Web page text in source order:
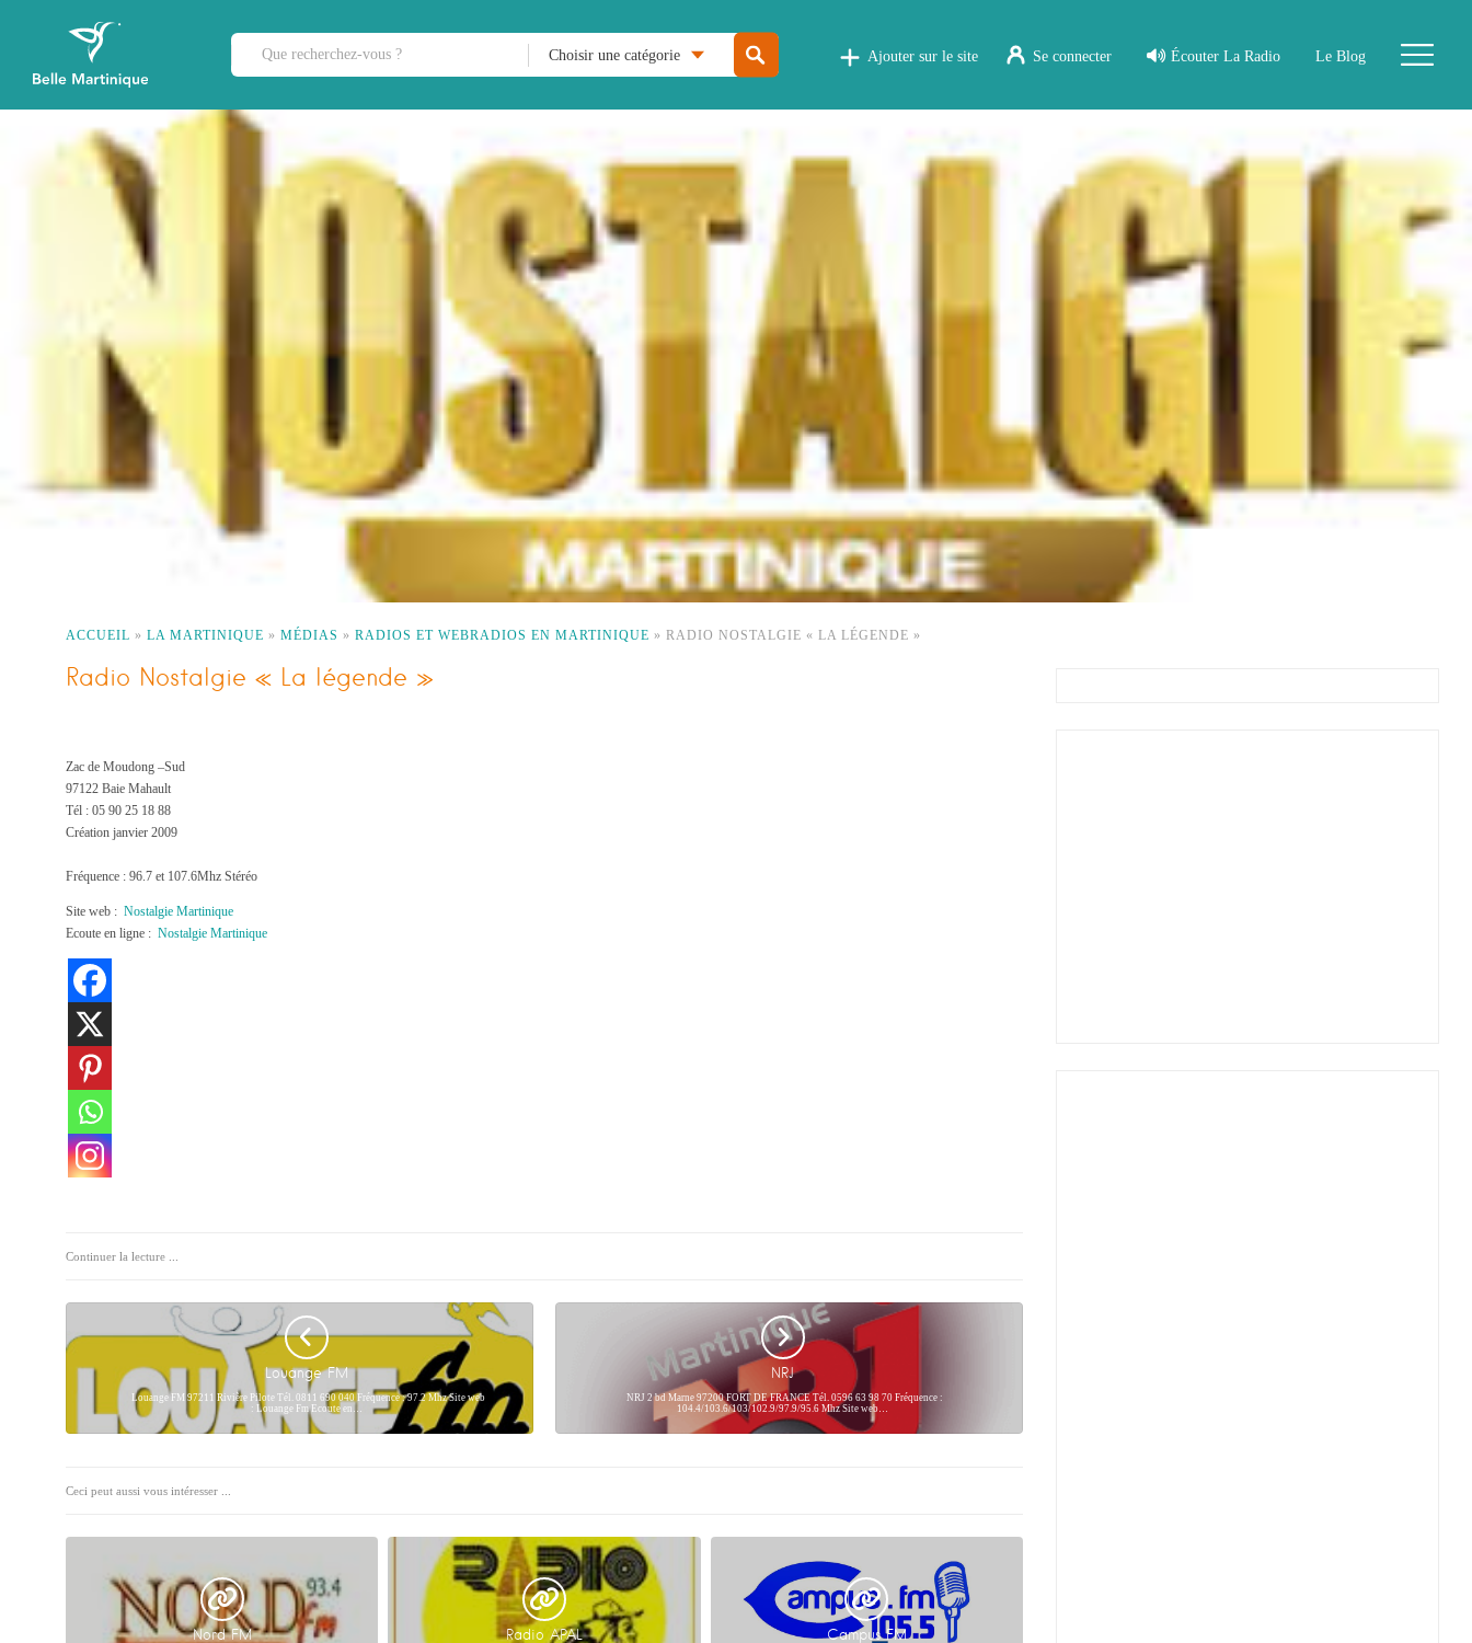
Choisir une catégorie Ajouter sur le site Se connecter Écouter La Radio Le Blog
ACCUEIL » LA MARTINIQUE » MÉDIAS » RADIOS ET WEBRADIOS EN MARTINIQUE » RADIO NOSTALGIE « LA LÉGENDE »
Radio Nostalgie « La légende »
Zac de Moudong –Sud
97122 Baie Mahault
Tél : 05 90 25 18 88
Création janvier 2009
Fréquence : 96.7 et 107.6Mhz Stéréo
Site web : Nostalgie Martinique
Ecoute en ligne : Nostalgie Martinique
Continuer la lecture ...
Louange FM
Louange FM 97211 Rivière Pilote Tél. 0811 690 040 Fréquence : 97.2 Mhz Site web
: Louange Fm Ecoute en…
NRJ
NRJ 2 bd Marne 97200 FORT DE FRANCE Tél. 0596 63 98 70 Fréquence :
104.4/103.6/103/102.9/97.9/95.6 Mhz Site web…
Ceci peut aussi vous intéresser ...
Nord FM Radio APAL Campus FM